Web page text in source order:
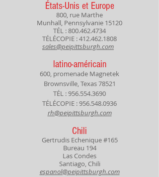
États-Unis et Europe
800, rue Marthe
Munhall, Pennsylvanie 15120
TÉL :800.462.4734
TÉLÉCOPIE :412.462.1808
sales@peipittsburgh.com
latino-américain
600, promenade Magnetek
Brownsville, Texas 78521
TÉL :956.554.3690
TÉLÉCOPIE :956.548.0936
rh@peipittsburgh.com
Chili
Gertrudis Echenique #165
Bureau 194
Las Condes
Santiago, Chili
espanol@peipittsburgh.com